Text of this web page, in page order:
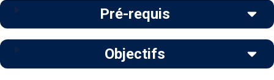
Pré-requis
Objectifs